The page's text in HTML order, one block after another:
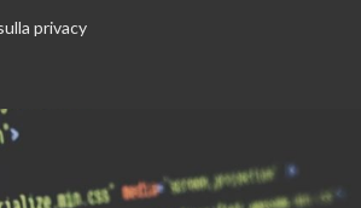
privacy